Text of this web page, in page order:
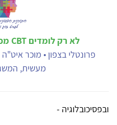
לא רק לומדים CBT מפתחים חשיבה קלינית
פרונטלי בצפון • מוכר
מעשית,
ובפסיכובלוגיה -